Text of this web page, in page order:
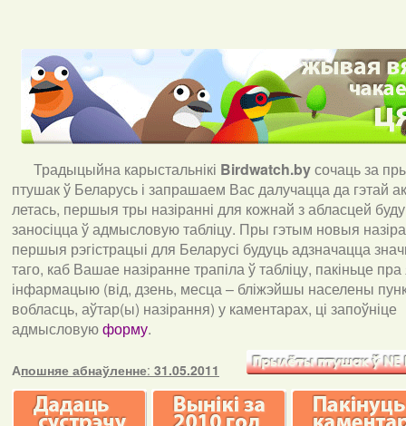
Традыцыйна карыстальнікі Birdwatch.byсочаць за
птушак ў Беларусь і запрашаем Вас далучацца да гэтай
летась, першыя тры назіранні для кожнай з абласцей
заносіцца ў адмысловую табліцу. Пры гэтым новыя
першыя рэгістрацыі для Беларусі будуць адзначацца
таго, каб Вашае назіранне трапіла ў табліцу, пакіньце пра
інфармацыю (від, дзень, месца – бліжэйшы населены
вобласць, аўтар(ы) назірання) у каментарах, ці запоўніце
адмысловуюформу.
Апошняе абнаўленне: 31.05.2011